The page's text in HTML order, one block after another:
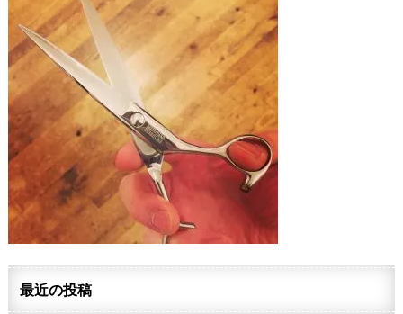
最近の投稿